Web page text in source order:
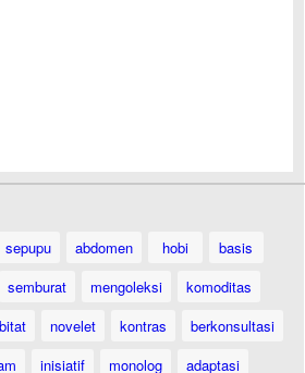
sepupu abdomen hobi
basis
semburat mengoleksi
komoditas
novelet kontras
berkonsultasi
inisiatif monolog
adaptasi